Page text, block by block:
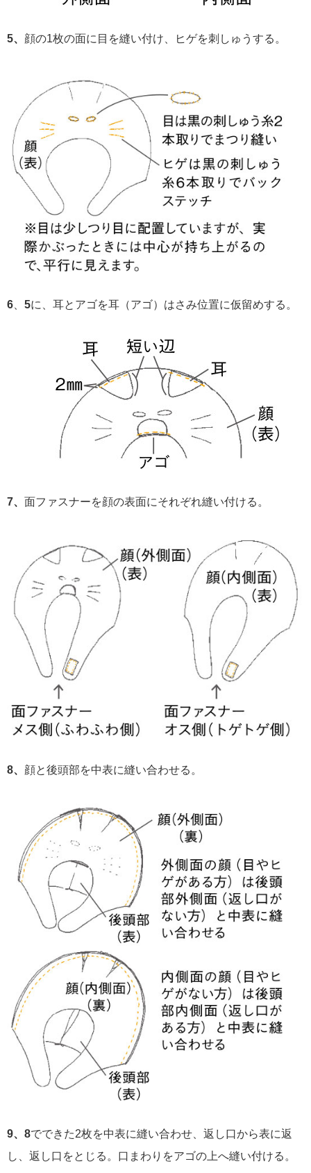
5、 顔の1枚の面に目を縫い付け、ヒゲを刺しゅうする。
6 5に、耳とアゴを耳（アゴ）はさみ位置に仮留めする。
7、 面ファスナーを顔の表面にそれぞれ縫い付ける。
8、 顔と後頭部を中表に縫い合わせる。
9、 8でできた2枚を中表に縫い合わせ、返し口から表に返
し、返し口をとじる。口まわりをアゴの上へ縫い付ける。